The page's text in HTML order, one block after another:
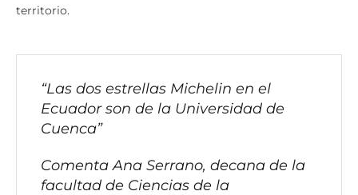
territorio.
“Las dos estrellas Michelin en el
Ecuador son de la Universidad de
Cuenca”
Comenta Ana Serrano, decana de la
facultad de Ciencias de la